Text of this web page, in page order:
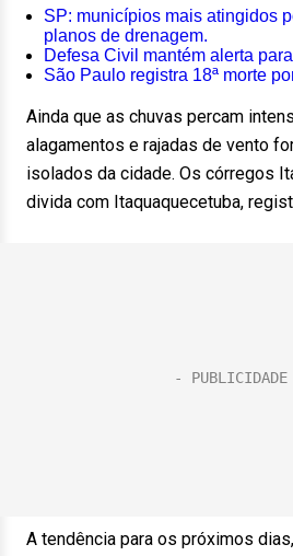
SP: municípios mais atingidos
planos de drenagem.
Defesa Civil mantém alerta
São Paulo registra 18ª morte
Ainda que as chuvas percam
alagamentos e rajadas de vento
isolados da cidade. Os córregos
divida com Itaquaquecetuba,
A tendência para os próximos